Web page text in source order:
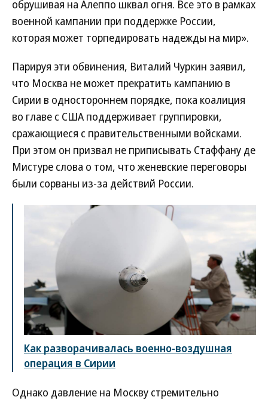
обрушивая на Алеппо шквал огня. Все это в рамках
военной кампании при поддержке России,
которая может торпедировать надежды на мир».
Парируя эти обвинения, Виталий Чуркин заявил,
что Москва не может прекратить кампанию в
Сирии в одностороннем порядке, пока коалиция
во главе с США поддерживает группировки,
сражающиеся с правительственными войсками.
При этом он призвал не приписывать Стаффану де
Мистуре слова о том, что женевские переговоры
были сорваны из-за действий России.
Как разворачивалась военно-воздушная
операция в Сирии
Однако давление на Москву стремительно